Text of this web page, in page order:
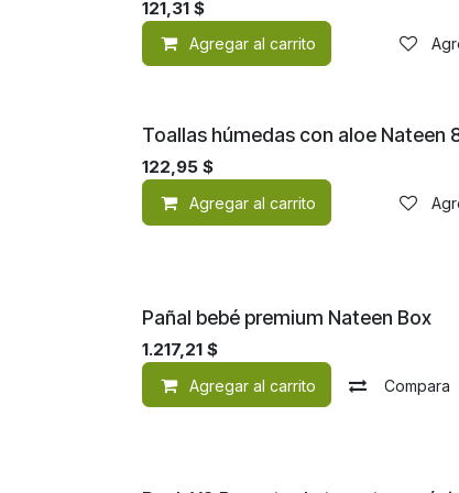
121,31 $
Agregar al carrito
¡Nuevo!
Toallas húmedas con aloe Nateen
122,95 $
Agregar al carrito
¡Nuevo!
Pañal bebé premium Nateen Box
1.217,21 $
Agregar al carrito Compara